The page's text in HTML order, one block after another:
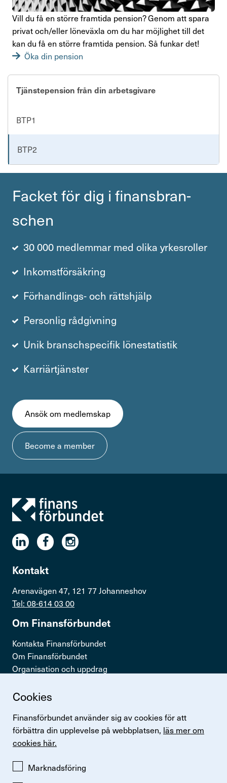
Cookies
Finansförbundet använder sig av cookies för att
förbättra din upplevelse på webbplatsen, läs mer om
cookies här.
Marknadsföring
Vill du få en större fram­tida pension? Genom att spara
privat och/​​​eller löne­växla om du har möjlighet till det
kan du få en större fram­tida pension. Så funkar det!
Öka din pension
Tjänstepension från din arbetsgivare
BTP1
BTP2
Facket för dig i finans­bran­
schen
30 000 medlemmar med olika yrkesroller
Inkomstförsäkring
Förhandlings- och rättshjälp
Personlig rådgivning
Unik branschspecifik lönestatistik
Karriärtjänster
Ansök om medlemskap
Become a member
Kontakt
Arenavägen 47, 121 77 Johanneshov
Tel: 08-614 03 00
Om Finans­för­bundet
Kontakta Finansförbundet
Om Finansförbundet
Organisation och uppdrag
Snabb­länkar
Logga in
Lönestatistik
Finansförbundets kollektivavtal
Perspektiv